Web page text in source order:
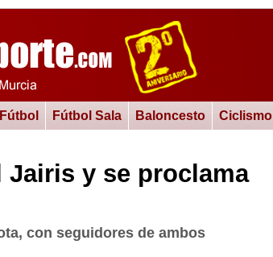
Fútbol Sala Baloncesto Ciclismo
Jairis y se proclama
con seguidores de ambos